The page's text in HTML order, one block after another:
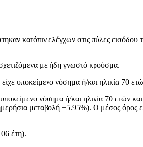
κατόπιν ελέγχων στις πύλες
με ήδη γνωστό κρούσμα.
υποκείμενο νόσημα ή/και ηλικία 70
νόσημα ή/και ηλικία 70 ετών
μεταβολή +5.95%). Ο μέσος όρος
έτη).